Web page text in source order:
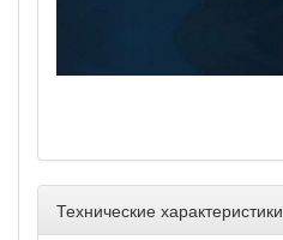
Технические характеристики